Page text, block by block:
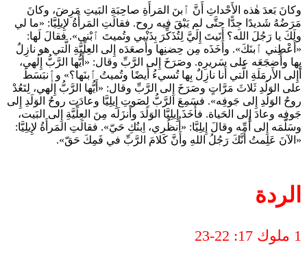
وكانَ بَعدَ هٰذه الأَحْداثِ أَنَّ ٱبنَ المَرأَةِ صاحِبَةِ البَيتِ مَرِضَ، وكانَ
مَرَضُهُ شَديدًا جِدًّا حتَّى لم يَبْقَ فيه روح. فقالَتِ المَرأَةُ لإِيلِيَّا: «ما لي
ولَكَ يا رَجُلَ الله؟ أَتَيتَ إِلَيَّ لِتُذَكِّرَ بِذَنْبي وتُميتَ ٱبْني». فقالَ لَها:
«أَعْطِني ٱبنَكَ». وأَخَذَه مِن حِضنِها وأَصعَدَه إِلى العِلِّيَّةِ الَّتي هو نازِلٌ
بِها وأَضجَعَه على سَريرِه. وصَرَخَ إِلى الرَّبِّ وقال: «أَيُّها الرَّبُّ إِلٰهي،
أَإِلى الأَرمَلَةِ الَّتي أَنا نازِلٌ بِها تُسيءُ أَيضًا وتُميتُ ٱبنَها؟» وٱنبَسَطَ
على الوَلَدِ ثَلاثَ مَرَّاتٍ وصَرَخَ إِلى الرَّبِّ وقال: «أَيُّها الرَّبُّ إِلٰهي، لِتَعُدْ
روحُ الوَلَدِ إِلى جَوفِه». فسَمِعَ الرَّبُّ لِصَوتِ إِيلِيَّا وعادَت روحُ الوَلَدِ إِلى
جَوفِه وعادَ إِلى الحَياة. فأَخَذَ إِيلِيَّا الوَلَدَ وأَنزَلَه مِنَ العِلِّيَّةِ إِلى البَيت،
وسَلَّمَه إِلى أُمِّه وقالَ إِيلِيَّا: «أُنظُري، اِبنُكِ حَيّ». فقالَتِ المَرأَةُ لإِيلِيَّا:
«الآنَ عَلِمتُ أَنَّكَ رَجُلُ اللهِ وأَنَّ كَلامَ الرَّبِّ في فَمِكَ حَقّ».
الردة
1 ملوك 17: 22-23